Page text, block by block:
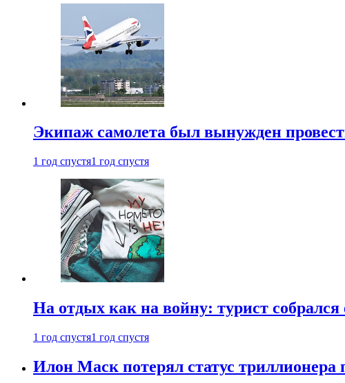
Экипаж самолета был вынужден
1 год спустя1 год спустя
На отдых как на войну: турист
1 год спустя1 год спустя
Илон Маск потерял статус триллионера